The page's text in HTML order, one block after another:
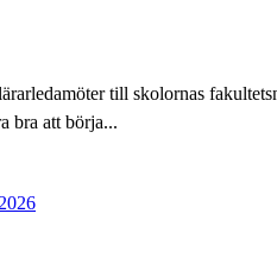
till skolornas
bra att börja...